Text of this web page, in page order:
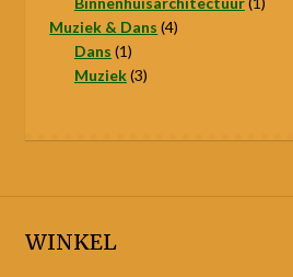
Muziek & Dans 44
Dans 11
product
Muziek 33
WINKEL